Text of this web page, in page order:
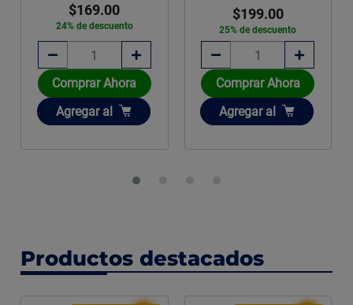
$169.00
24% de descuento
Comprar Ahora
Añadir
Agregar al
$199.00
25% de descuento
Comprar Ahora
Añadir
Agregar al
Productos destacados